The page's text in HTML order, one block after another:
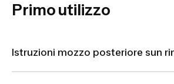
Primo utilizzo
Istruzioni mozzo posteriore sun